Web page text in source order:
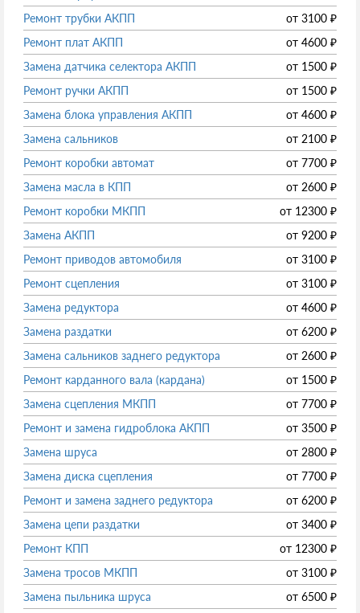
Ремонт трубки АКПП
от 3100 ₽
Ремонт плат АКПП
от 4600 ₽
Замена датчика селектора АКПП
от 1500 ₽
Ремонт ручки АКПП
от 1500 ₽
Замена блока управления АКПП
от 4600 ₽
Замена сальников
от 2100 ₽
Ремонт коробки автомат
от 7700 ₽
Замена масла в КПП
от 2600 ₽
Ремонт коробки МКПП
от 12300 ₽
Замена АКПП
от 9200 ₽
Ремонт приводов автомобиля
от 3100 ₽
Ремонт сцепления
от 3100 ₽
Замена редуктора
от 4600 ₽
Замена раздатки
от 6200 ₽
Замена сальников заднего редуктора
от 2600 ₽
Ремонт карданного вала (кардана)
от 1500 ₽
Замена сцепления МКПП
от 7700 ₽
Ремонт и замена гидроблока АКПП
от 3500 ₽
Замена шруса
от 2800 ₽
Замена диска сцепления
от 7700 ₽
Ремонт и замена заднего редуктора
от 6200 ₽
Замена цепи раздатки
от 3400 ₽
Ремонт КПП
от 12300 ₽
Замена тросов МКПП
от 3100 ₽
Замена пыльника шруса
от 6500 ₽